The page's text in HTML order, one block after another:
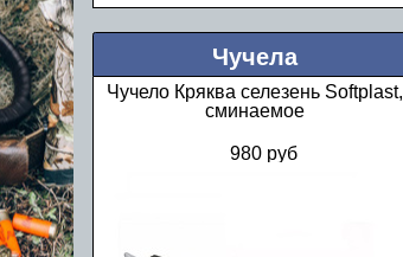
Чучела
Чучело Кряква селезень Softplast,
сминаемое
980 руб